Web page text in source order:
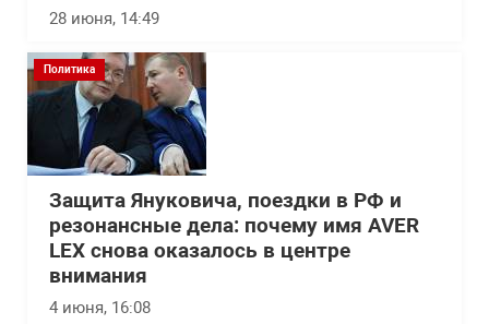
28 июня, 14:49
Политика
Защита Януковича, поездки в РФ и
резонансные дела: почему имя AVER
LEX снова оказалось в центре
внимания
4 июня, 16:08